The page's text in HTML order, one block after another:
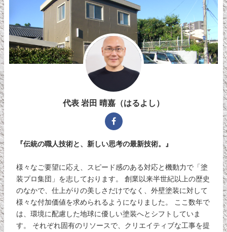
代表 岩田 晴嘉（はるよし）
『伝統の職人技術と、新しい思考の最新技術。』
様々なご要望に応え、スピード感のある対応と機動力で「塗
装プロ集団」を志しております。 創業以来半世紀以上の歴史
のなかで、仕上がりの美しさだけでなく、外壁塗装に対して
様々な付加価値を求められるようになりました。 ここ数年で
は、環境に配慮した地球に優しい塗装へとシフトしていま
す。 それぞれ固有のリソースで、クリエイティブな工事を提